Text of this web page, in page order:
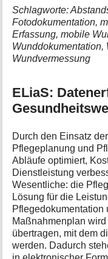
Schlagworte:
Fotodokumentation,
Erfassung, mobile
Wunddokumentation,
Wundvermessung
ELiaS:
Durch den Einsatz
Pflegeplanung und
Abläufe optimiert,
Dienstleistung
Wesentliche: die
Lösung für die
Pflegedokumentation
Maßnahmenplan
übertragen, mit dem
werden. Dadurch